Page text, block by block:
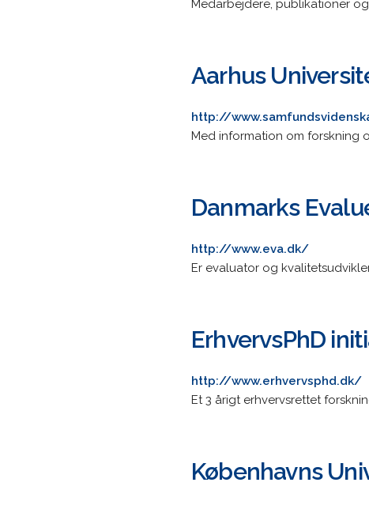
Medarbejdere, publikationer
Aarhus
http://
Med information om forskning
Danmarks
http://www.eva.dk/
Er evaluator og
ErhvervsPhD
http://www.erhvervsphd.dk/
Et 3 årigt erhvervsrettet
Københavns